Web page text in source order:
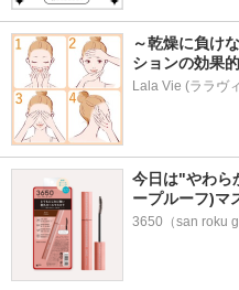
～乾燥に負け
ションの効果
Lala Vie (ララヴ
今日は"やわら
ープルーフ)マ
3650（san roku